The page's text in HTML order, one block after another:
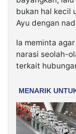
bukan hal kecil
Ayu dengan
Ia meminta
narasi seolah-
terkait